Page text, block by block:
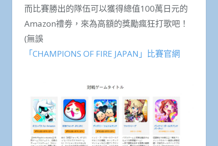
而比賽勝出的隊伍可以獲得總值100萬日元的
Amazon禮劵，來為高額的獎勵瘋狂打歌吧！
(無誤
「CHAMPIONS OF FIRE JAPAN」比賽官網